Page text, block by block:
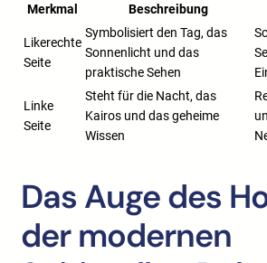
Merkmal Beschreibung
Likerechte
Seite
Symbolisiert den Tag, das
Sonnenlicht und das
praktische Sehen
Linke
Seite
Steht für die Nacht, das
Kairos und das geheime
Wissen
Das Auge des
der modernen